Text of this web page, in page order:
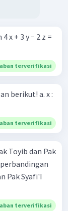
x + 3 y − 2 z =
terverifikasi
a. x :
terverifikasi
Toyib dan Pak
Pak Syafi'I
terverifikasi